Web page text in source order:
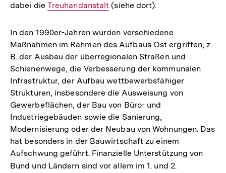
dabei die Interner
Treuhandanstalt (siehe dort).
In den 1990er-Jahren wurden verschiedene
Maßnahmen im Rahmen des Aufbaus Ost ergriffen, z.
B. der Ausbau der überregionalen Straßen und
Schienenwege, die Verbesserung der kommunalen
Infrastruktur, der Aufbau wettbewerbsfähiger
Strukturen, insbesondere die Ausweisung von
Gewerbeflächen, der Bau von Büro- und
Industriegebäuden sowie die Sanierung,
Modernisierung oder der Neubau von Wohnungen. Das
hat besonders in der Bauwirtschaft zu einem
Aufschwung geführt. Finanzielle Unterstützung von
Bund und Ländern sind vor allem im 1. und 2.Interner